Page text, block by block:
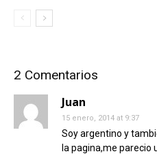
2 Comentarios
Juan
15 enero, 2014 at 9:37
Soy argentino y
la pagina,me parecio